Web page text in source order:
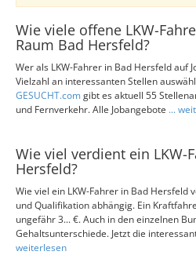
Wie viele offene LKW-
Raum Bad Hersfeld?
Wer als LKW-Fahrer in Bad Hersfeld auf
Vielzahl an interessanten Stellen
GESUCHT.comgibt es aktuell 55
und Fernverkehr. Alle Jobangebote ...
Wie viel verdient ein LKW-
Hersfeld?
Wie viel ein LKW-Fahrer in Bad Hersfeld
und Qualifikation abhängig. Ein
ungefähr 3... €. Auch in den einzelnen
Gehaltsunterschiede. Jetzt die
weiterlesen